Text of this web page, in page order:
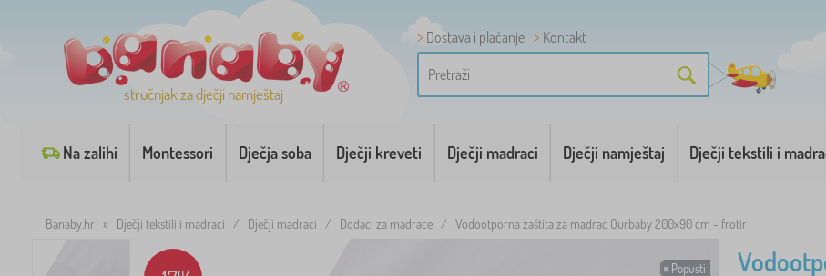
stručnjak za dječji namještaj
Dostava i plaćanje
Kontakt
Na zalihi Montessori Dječja soba Dječji kreveti Dječji madraci Dječji namještaj Dječji tekstili i
Banaby.hr » Dječji tekstili i madraci / Dječji madraci / Dodaci za madrace / Vodootporna zaštita za madrac Ourbaby 200x90 cm - frotir
Popusti